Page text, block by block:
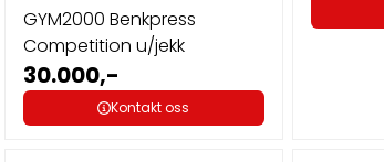
GYM2000 Benkpress
Competition u/jekk
30.000,-
Kontakt oss